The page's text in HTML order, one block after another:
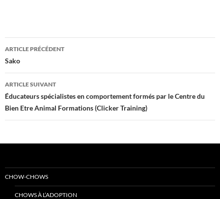
Navigation
des
articles
ARTICLE PRÉCÉDENT
Sako
ARTICLE SUIVANT
Éducateurs spécialistes en comportement formés par le Centre du
Bien Etre Animal Formations (Clicker Training)
CHOW-CHOWS
CHOWS À L’ADOPTION